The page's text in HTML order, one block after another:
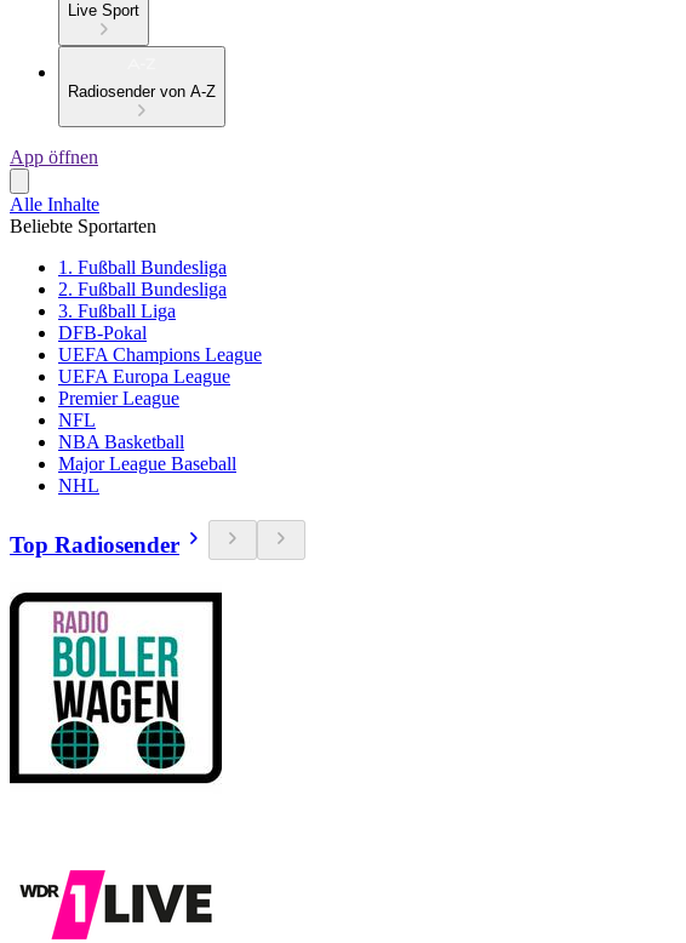
Live Sport
Radiosender von A-Z
App öffnen
Alle Inhalte
Beliebte Sportarten
1. Fußball Bundesliga
2. Fußball Bundesliga
3. Fußball Liga
DFB-Pokal
UEFA Champions League
UEFA Europa League
Premier League
NFL
NBA Basketball
Major League Baseball
NHL
Top Radiosender